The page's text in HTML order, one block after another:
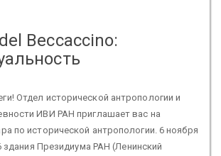
Beccaccino:
Отдел исторической антропологии и
ИВИ РАН приглашает вас на
по исторической антропологии. 6 ноября
здания Президиума РАН (Ленинский